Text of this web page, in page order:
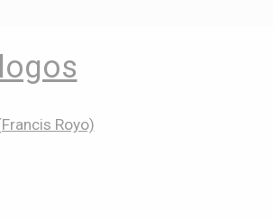
Royo)